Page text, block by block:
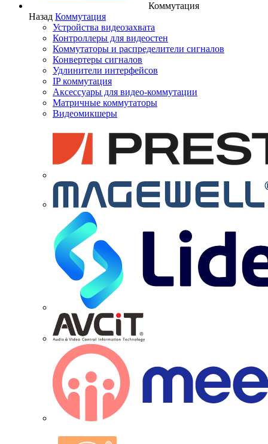
Коммутация
Назад Коммутация
Устройства видеозахвата
Контроллеры для видеостен
Коммутаторы и распределители сигналов
Конвертеры сигналов
Удлинители интерфейсов
IP коммутация
Аксессуары для видео-коммутации
Матричные коммутаторы
Видеомикшеры